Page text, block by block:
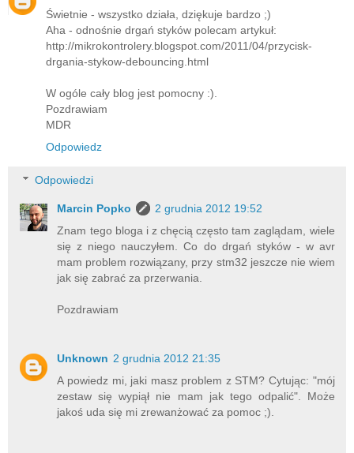
Świetnie - wszystko działa, dziękuje bardzo ;)
Aha - odnośnie drgań styków polecam artykuł:
http://mikrokontrolery.blogspot.com/2011/04/przycisk-
drgania-stykow-debouncing.html
W ogóle cały blog jest pomocny :).
Pozdrawiam
MDR
Odpowiedz
Odpowiedzi
Marcin Popko
2 grudnia 2012 19:52
Znam tego bloga i z chęcią często tam zaglądam, wiele
się z niego nauczyłem. Co do drgań styków - w avr
mam problem rozwiązany, przy stm32 jeszcze nie wiem
jak się zabrać za przerwania.
Pozdrawiam
Unknown 2 grudnia 2012 21:35
A powiedz mi, jaki masz problem z STM? Cytując: "mój
zestaw się wypiął nie mam jak tego odpalić". Może
jakoś uda się mi zrewanżować za pomoc ;).